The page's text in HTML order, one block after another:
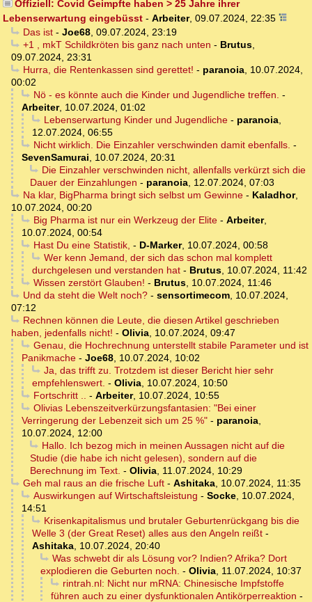
Offiziell: Covid Geimpfte haben > 25 Jahre ihrer
Lebenserwartung eingebüsst - Arbeiter, 09.07.2024, 22:35
Das ist- Joe68, 09.07.2024, 23:19
+1 , mkT Schildkröten bis ganz nach unten - Brutus,
09.07.2024, 23:31
Hurra, die Rentenkassen sind gerettet! - paranoia, 10.07.2024,
00:02
Nö - es könnte auch die Kinder und Jugendliche treffen. -
Arbeiter, 10.07.2024, 01:02
Lebenserwartung Kinder und Jugendliche- paranoia,
12.07.2024, 06:55
Nicht wirklich. Die Einzahler verschwinden damit ebenfalls. -
SevenSamurai, 10.07.2024, 20:31
Die Einzahler verschwinden nicht, allenfalls verkürzt sich die
Dauer der Einzahlungen - paranoia, 12.07.2024, 07:03
Na klar, BigPharma bringt sich selbst um Gewinne- Kaladhor,
10.07.2024, 00:20
Big Pharma ist nur ein Werkzeug der Elite- Arbeiter,
10.07.2024, 00:54
Hast Du eine Statistik, - D-Marker, 10.07.2024, 00:58
Wer kenn Jemand, der sich das schon mal komplett
durchgelesen und verstanden hat - Brutus, 10.07.2024, 11:42
Wissen zerstört Glauben! - Brutus, 10.07.2024, 11:46
Und da steht die Welt noch?- sensortimecom, 10.07.2024,
07:12
Rechnen können die Leute, die diesen Artikel geschrieben
haben, jedenfalls nicht! - Olivia, 10.07.2024, 09:47
Genau, die Hochrechnung unterstellt stabile Parameter und ist
Panikmache - Joe68, 10.07.2024, 10:02
Ja, das trifft zu. Trotzdem ist dieser Bericht hier sehr
empfehlenswert. - Olivia, 10.07.2024, 10:50
Fortschritt .. - Arbeiter, 10.07.2024, 10:55
Olivias Lebenszeitverkürzungsfantasien: "Bei einer
Verringerung der Lebenzeit sich um 25 %" - paranoia,
10.07.2024, 12:00
Hallo. Ich bezog mich in meinen Aussagen nicht auf die
Studie (die habe ich nicht gelesen), sondern auf die
Berechnung im Text. - Olivia, 11.07.2024, 10:29
Geh mal raus an die frische Luft- Ashitaka, 10.07.2024, 11:35
Auswirkungen auf Wirtschaftsleistung - Socke, 10.07.2024,
14:51
Krisenkapitalismus und brutaler Geburtenrückgang bis die
Welle 3 (der Great Reset) alles aus den Angeln reißt -
Ashitaka, 10.07.2024, 20:40
Was schwebt dir als Lösung vor? Indien? Afrika? Dort
explodieren die Geburten noch. - Olivia, 11.07.2024, 10:37
rintrah.nl: Nicht nur mRNA: Chinesische Impfstoffe
führen auch zu einer dysfunktionalen Antikörperreaktion -